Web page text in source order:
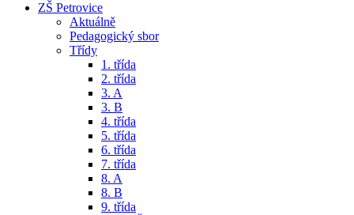
ZŠ Petrovice
Aktuálně
Pedagogický sbor
Třídy
1. třída
2. třída
3. A
3. B
4. třída
5. třída
6. třída
7. třída
8. A
8. B
9. třída